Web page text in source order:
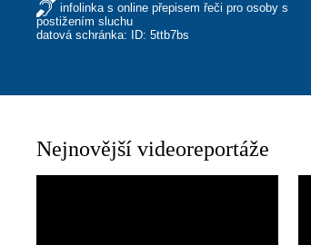
infolinka s online přepisem řeči pro osoby s
postižením sluchu
datová schránka: ID: 5ttb7bs
Nejnovější videoreportáže